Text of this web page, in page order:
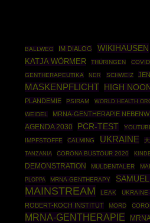
BALLWEG
IM DIALOG WIKIHAUSEN
KATJA WÖRMER THÜRINGEN
GENTHERAPEUTIKA
NDR SCHWEIZ
MASKENPFLICHT HIGH NOON
PLANDEMIE
PSIRAM WORLD HEALTH
WEIDEL
MRNA-GENTHERAPIE
AGENDA 2030
PCR-TEST
IMPFSTOFFE CALMING UKRAINE
TANZANIA CORONA BUSTOUR 2020
DEMONSTRATION MULDENTALER
PLOPPA
MRNA-GENTHERAPY
MAINSTREAM
LEAK
ROBERT-KOCH INSTITUT
MORD
MRNA-GENTHERAPIE